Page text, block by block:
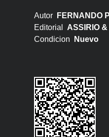
Autor
FERNANDO
Editorial ASSIRIO &
Condicion
Nuevo